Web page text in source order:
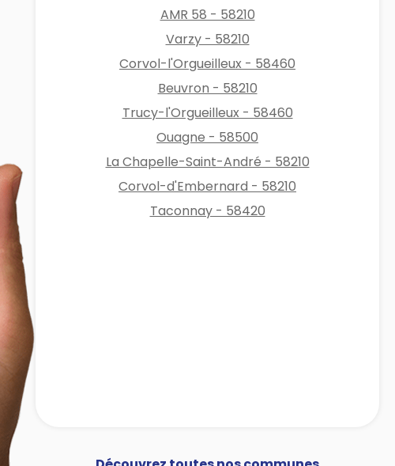
AMR 58 - 58210
Varzy - 58210
Corvol-l'Orgueilleux - 58460
Beuvron - 58210
Trucy-l'Orgueilleux - 58460
Ouagne - 58500
La Chapelle-Saint-André - 58210
Corvol-d'Embernard - 58210
Taconnay - 58420